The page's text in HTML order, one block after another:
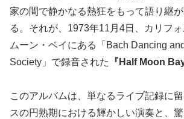
家の間で静かなる熱狂をもって語り継
る。それが、1973年11月4日、カリフォ
ムーン・ベイにある「Bach Dancing
Society」で録音された
『Half Moon Bay
このアルバムは、単なるライブ記録に
スの円熟期における輝かしい演奏と、